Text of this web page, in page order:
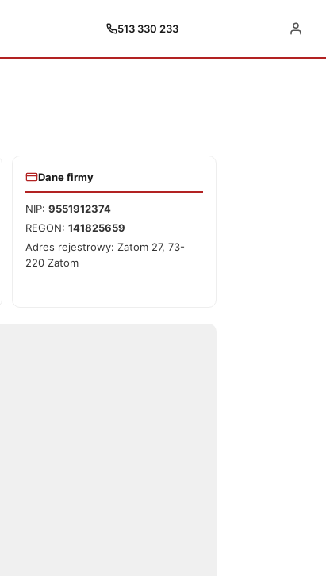
513 330 233
Dane firmy
NIP: 9551912374
REGON: 141825659
Adres rejestrowy: Zatom 27, 73-
220 Zatom